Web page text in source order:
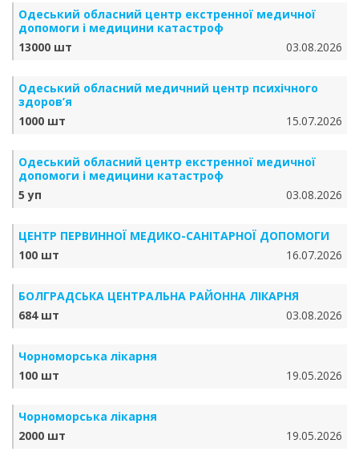
Одеський обласний центр екстренної медичної
допомоги і медицини катастроф
13000 шт
03.08.2026
Одеський обласний медичний центр психічного
здоров’я
1000 шт
15.07.2026
Одеський обласний центр екстренної медичної
допомоги і медицини катастроф
5 уп
03.08.2026
ЦЕНТР ПЕРВИННОЇ МЕДИКО-САНІТАРНОЇ ДОПОМОГИ
100 шт
16.07.2026
БОЛГРАДСЬКА ЦЕНТРАЛЬНА РАЙОННА ЛІКАРНЯ
684 шт
03.08.2026
Чорноморська лікарня
100 шт
19.05.2026
Чорноморська лікарня
2000 шт
19.05.2026